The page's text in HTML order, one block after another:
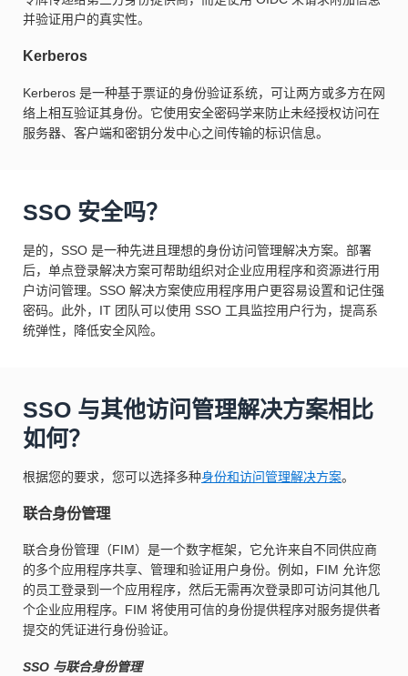
并验证用户的真实性。
Kerberos
Kerberos 是一种基于票证的身份验证系统，可让两方或多方在网
络上相互验证其身份。它使用安全密码学来防止未经授权访问在
服务器、客户端和密钥分发中心之间传输的标识信息。
SSO 安全吗？
是的，SSO 是一种先进且理想的身份访问管理解决方案。部署
后，单点登录解决方案可帮助组织对企业应用程序和资源进行用
户访问管理。SSO 解决方案使应用程序用户更容易设置和记住强
密码。此外，IT 团队可以使用 SSO 工具监控用户行为，提高系
统弹性，降低安全风险。
SSO 与其他访问管理解决方案相比
如何？
根据您的要求，您可以选择多种身份和访问管理解决方案。
联合身份管理
联合身份管理（FIM）是一个数字框架，它允许来自不同供应商
的多个应用程序共享、管理和验证用户身份。例如，FIM 允许您
的员工登录到一个应用程序，然后无需再次登录即可访问其他几
个企业应用程序。FIM 将使用可信的身份提供程序对服务提供者
提交的凭证进行身份验证。
SSO 与联合身份管理